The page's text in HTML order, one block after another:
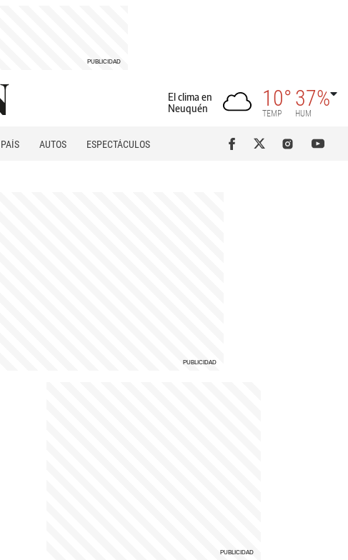
El clima en
Neuquén
10°
TEMP
37%
HUM
PAÍS AUTOS
ESPECTÁCULOS